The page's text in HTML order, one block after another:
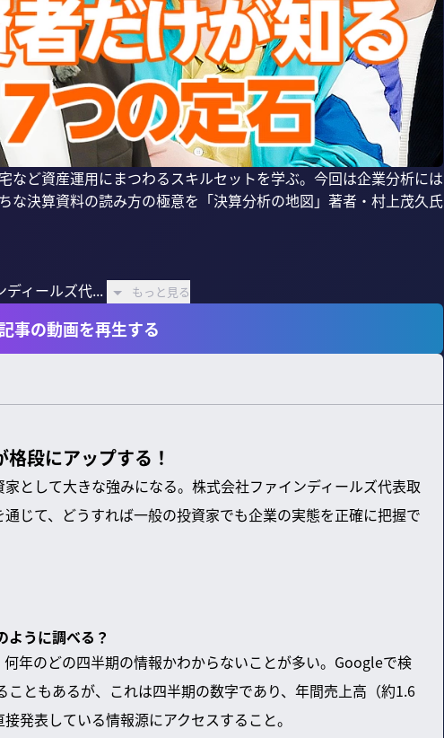
など資産運用にまつわるスキルセットを学ぶ。今回は企業分析には
な決算資料の読み方の極意を「決算分析の地図」著者・村上茂久氏
ィールズ代...
もっと見る
事の動画を再生する
段にアップする！
として大きな強みになる。株式会社ファインディールズ代表取
じて、どうすれば一般の投資家でも企業の実態を正確に把握で
ように調べる？
何年のどの四半期の情報かわからないことが多い。Googleで検
ともあるが、これは四半期の数字であり、年間売上高（約1.6
発表している情報源にアクセスすること。